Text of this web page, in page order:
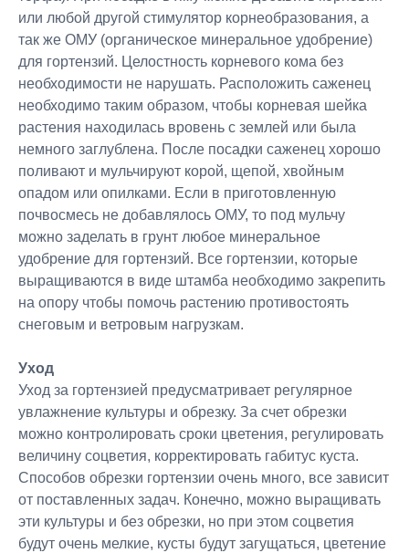
или любой другой стимулятор корнеобразования, а
так же ОМУ (органическое минеральное удобрение)
для гортензий. Целостность корневого кома без
необходимости не нарушать. Расположить саженец
необходимо таким образом, чтобы корневая шейка
растения находилась вровень с землей или была
немного заглублена. После посадки саженец хорошо
поливают и мульчируют корой, щепой, хвойным
опадом или опилками. Если в приготовленную
почвосмесь не добавлялось ОМУ, то под мульчу
можно заделать в грунт любое минеральное
удобрение для гортензий. Все гортензии, которые
выращиваются в виде штамба необходимо закрепить
на опору чтобы помочь растению противостоять
снеговым и ветровым нагрузкам.
Уход
Уход за гортензией предусматривает регулярное
увлажнение культуры и обрезку. За счет обрезки
можно контролировать сроки цветения, регулировать
величину соцветия, корректировать габитус куста.
Способов обрезки гортензии очень много, все зависит
от поставленных задач. Конечно, можно выращивать
эти культуры и без обрезки, но при этом соцветия
будут очень мелкие, кусты будут загущаться, цветение